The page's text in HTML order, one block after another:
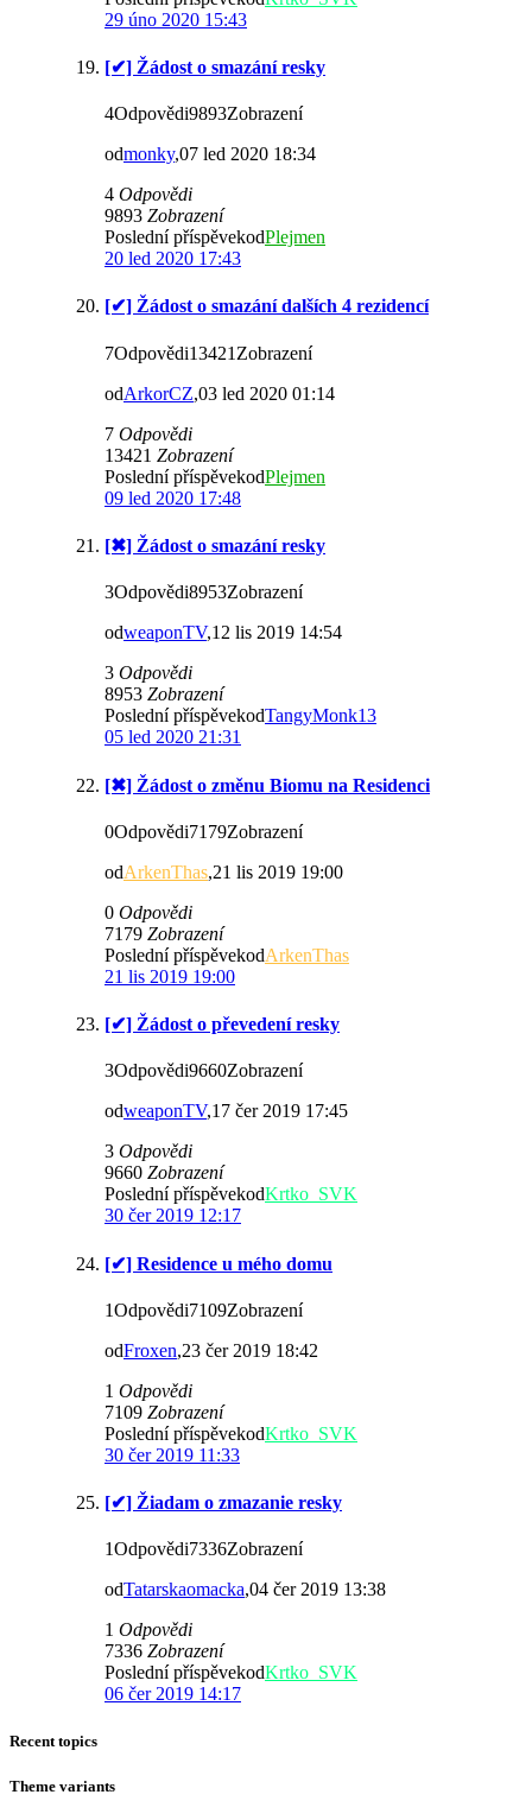
29 úno 2020 15:43
[✔] Žádost o smazání resky
4Odpovědi9893Zobrazení
odmonky,07 led 2020 18:34
4 Odpovědi
9893 Zobrazení
Poslední příspěvekodPlejmen
20 led 2020 17:43
[✔] Žádost o smazání dalších 4 rezidencí
7Odpovědi13421Zobrazení
odArkorCZ,03 led 2020 01:14
7 Odpovědi
13421 Zobrazení
Poslední příspěvekodPlejmen
09 led 2020 17:48
[✖] Žádost o smazání resky
3Odpovědi8953Zobrazení
odweaponTV,12 lis 2019 14:54
3 Odpovědi
8953 Zobrazení
Poslední příspěvekodTangyMonk13
05 led 2020 21:31
[✖] Žádost o změnu Biomu na Residenci
0Odpovědi7179Zobrazení
odArkenThas,21 lis 2019 19:00
0 Odpovědi
7179 Zobrazení
Poslední příspěvekodArkenThas
21 lis 2019 19:00
[✔] Žádost o převedení resky
3Odpovědi9660Zobrazení
odweaponTV,17 čer 2019 17:45
3 Odpovědi
9660 Zobrazení
Poslední příspěvekodKrtko_SVK
30 čer 2019 12:17
[✔] Residence u mého domu
1Odpovědi7109Zobrazení
odFroxen,23 čer 2019 18:42
1 Odpovědi
7109 Zobrazení
Poslední příspěvekodKrtko_SVK
30 čer 2019 11:33
[✔] Žiadam o zmazanie resky
1Odpovědi7336Zobrazení
odTatarskaomacka,04 čer 2019 13:38
1 Odpovědi
7336 Zobrazení
Poslední příspěvekodKrtko_SVK
06 čer 2019 14:17
Recent topics
Theme variants